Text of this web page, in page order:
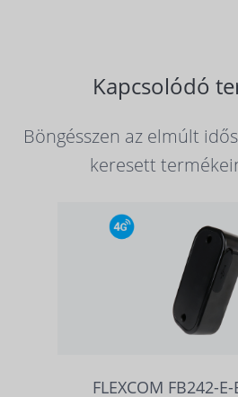
Kapcsolódó
Böngésszen az elmúlt
keresett
FLEXCOM FB242-